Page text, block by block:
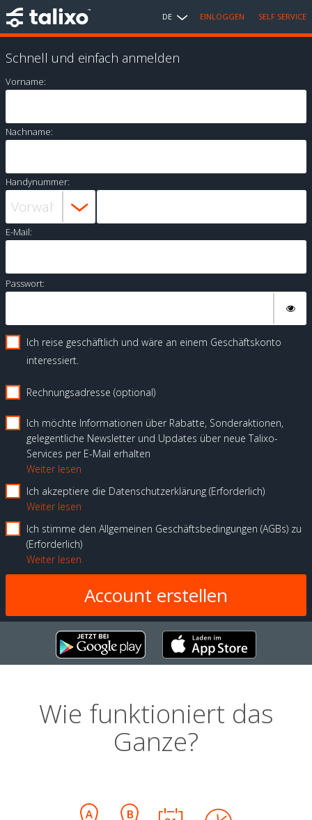
DE EINLOGGEN SELF SERVICE
Schnell und einfach anmelden
Vorname:
Nachname:
Handynummer:
E-Mail:
Passwort:
Ich reise geschäftlich und wäre an einem Geschäftskonto
interessiert.
Rechnungsadresse (optional)
Ich möchte Informationen über Rabatte, Sonderaktionen,
gelegentliche Newsletter und Updates über neue Talixo-
Services per E-Mail erhalten
Weiter lesen
Ich akzeptiere die Datenschutzerklärung Erforderlich
Weiter lesen
Ich stimme den Allgemeinen Geschäftsbedingungen (AGBs) zu
Erforderlich
Weiter lesen
Wie funktioniert das
Ganze?